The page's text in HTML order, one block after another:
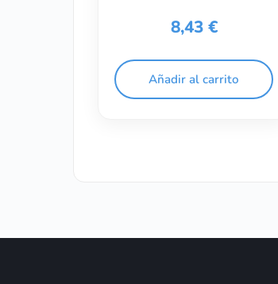
8,43 €
Añadir al carrito